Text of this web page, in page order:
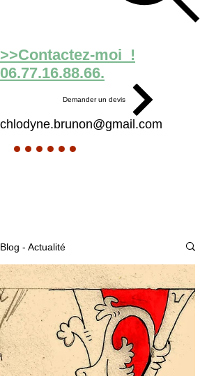
>>Contactez-moi !
06.77.16.88.66.
Demander un devis
chlodyne.brunon@gmail.com
Blog - Actualité